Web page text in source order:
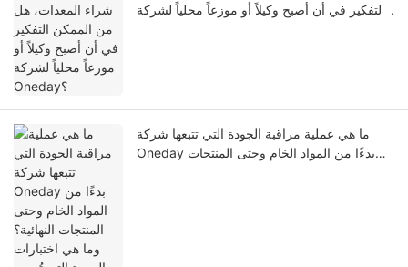
التفكير في أن أصبح وكيلاً أو موزعاً محلياً لشركة
ما هي عملية مراقبة الجودة التي تتبعها شركة
Oneday بدءًا من المواد الخام وحتى المنتجات